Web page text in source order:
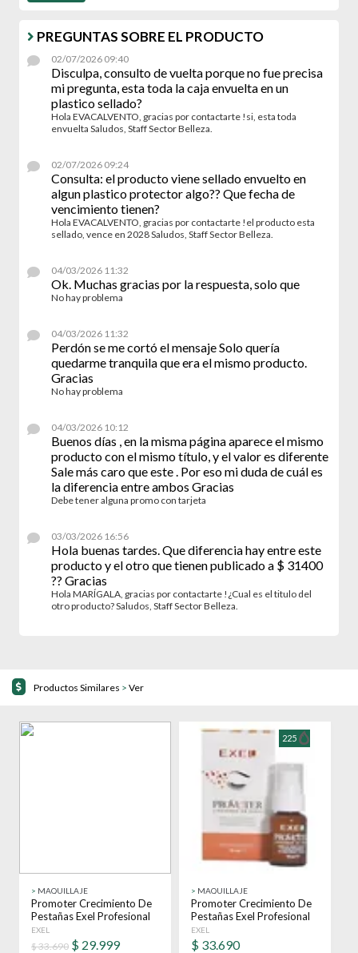
PREGUNTAS SOBRE EL PRODUCTO
02/07/2026 09:40
Disculpa, consulto de vuelta porque no fue precisa
mi pregunta, esta toda la caja envuelta en un
plastico sellado?
Hola EVACALVENTO, gracias por contactarte !si, esta toda
envuelta Saludos, Staff Sector Belleza.
02/07/2026 09:24
Consulta: el producto viene sellado envuelto en
algun plastico protector algo?? Que fecha de
vencimiento tienen?
Hola EVACALVENTO, gracias por contactarte !el producto esta
sellado, vence en 2028 Saludos, Staff Sector Belleza.
04/03/2026 11:32
Ok. Muchas gracias por la respuesta, solo que
No hay problema
04/03/2026 11:32
Perdón se me cortó el mensaje Solo quería
quedarme tranquila que era el mismo producto.
Gracias
No hay problema
04/03/2026 10:12
Buenos días , en la misma página aparece el mismo
producto con el mismo título, y el valor es diferente
Sale más caro que este . Por eso mi duda de cuál es
la diferencia entre ambos Gracias
Debe tener alguna promo con tarjeta
03/03/2026 16:56
Hola buenas tardes. Que diferencia hay entre este
producto y el otro que tienen publicado a $ 31400
?? Gracias
Hola MARÍGALA, gracias por contactarte !¿Cual es el titulo del
otro producto? Saludos, Staff Sector Belleza.
Productos Similares > Ver
> MAQUILLAJE
Promoter Crecimiento De
Pestañas Exel Profesional
15 Ml
EXEL
$ 33.690 $ 29.999
225
> MAQUILLAJE
Promoter Crecimiento De
Pestañas Exel Profesional
15 Ml
EXEL
$ 33.690